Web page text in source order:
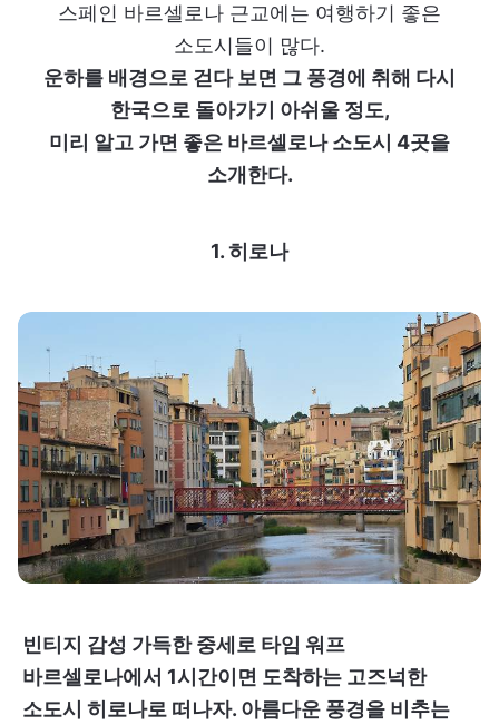
스페인 바르셀로나 근교에는 여행하기 좋은
소도시들이 많다.
운하를 배경으로 걷다 보면 그 풍경에 취해 다시
한국으로 돌아가기 아쉬울 정도,
미리 알고 가면 좋은 바르셀로나 소도시 4곳을
소개한다.
1. 히로나
빈티지 감성 가득한 중세로 타임 워프
바르셀로나에서 1시간이면 도착하는 고즈넉한
소도시 히로나로 떠나자. 아름다운 풍경을 비추는